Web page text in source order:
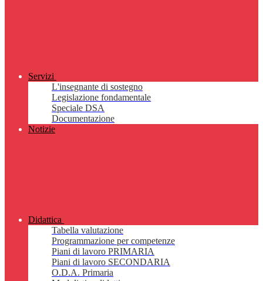
Servizi
L'insegnante di sostegno
Legislazione fondamentale
Speciale DSA
Documentazione
Notizie
Didattica
Tabella valutazione
Programmazione per competenze
Piani di lavoro PRIMARIA
Piani di lavoro SECONDARIA
O.D.A. Primaria